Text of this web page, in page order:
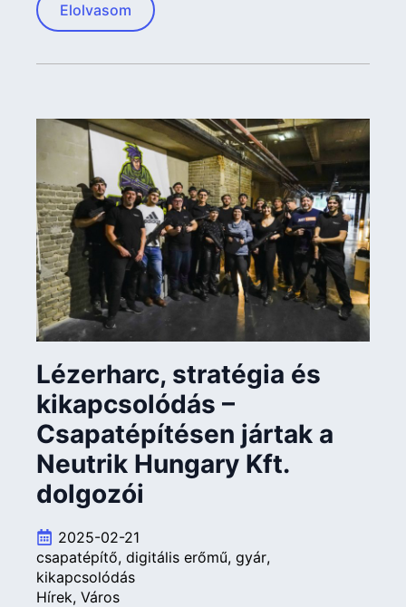
Elolvasom
Lézerharc, stratégia és
kikapcsolódás –
Csapatépítésen jártak a
Neutrik Hungary Kft.
dolgozói
2025-02-21
csapatépítő digitális erőmű gyár
kikapcsolódás
Hírek Város